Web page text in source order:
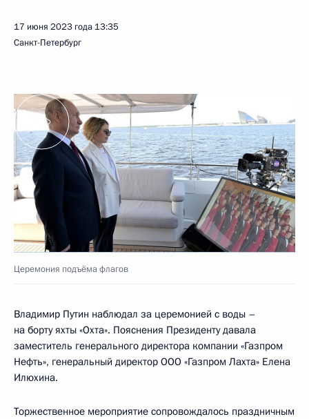
17 июня 2023 года 13:35
Санкт-Петербург
Церемония подъёма флагов
Владимир Путин наблюдал за церемонией с воды –
на борту яхты «Охта». Пояснения Президенту давала
заместитель генерального директора компании «Газпром
Нефть», генеральный директор ООО «Газпром Лахта» Елена
Илюхина.
Торжественное мероприятие сопровождалось праздничным